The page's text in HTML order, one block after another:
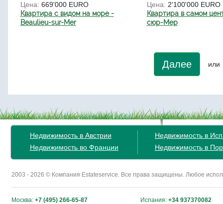
Цена: 669'000 EURO
Квартира с видом на море -
Beaulieu-sur-Mer
Цена: 2'100'000 EURO
Квартира в самом
сюр-Мер
Далее или
Недвижимость в Австрии
Недвижимость во Франции
Недвижимость в
Недвижимость в
2003 - 2026 © Компания Estateservice. Все права защищены. Любое
Москва: +7 (495) 266-65-87 Испания: +34 937370082